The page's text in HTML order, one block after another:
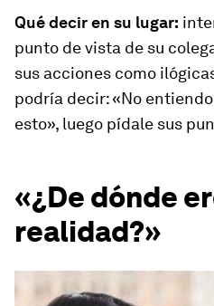
Qué decir en su lugar:
punto de vista de su
sus acciones como
podría decir: «No
esto», luego pídale sus
«¿De dónde
realidad?»